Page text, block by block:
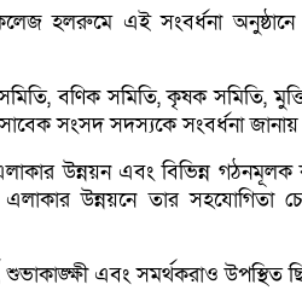
হলরুমে এই সংবর্ধনা অনুষ্ঠানে
বণিক সমিতি, কৃষক সমিতি,
সংসদ সদস্যকে সংবর্ধনা
উন্নয়ন এবং বিভিন্ন গঠনমূলক
উন্নয়নে তার সহযোগিতা
এবং সমর্থকরাও উপস্থিত